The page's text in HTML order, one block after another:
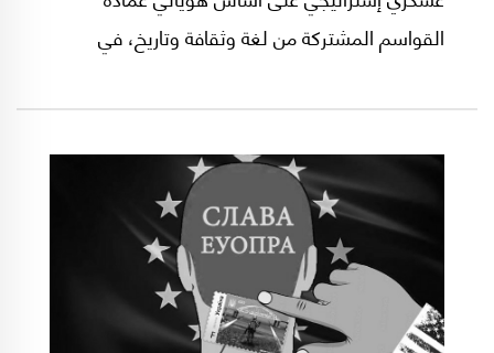
القواسم المشتركة من لغة وثقافة وتاريخ، في
الإقتصادية الكبرى والدول الطامحة إلى عالم متعدد
الأقطاب، لا سيما الصين وروسيا وأيضاً الحليف
اللدود الإتحاد الأوروبي.